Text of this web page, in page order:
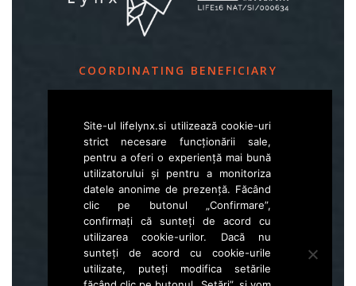
COORDINATING BENEFICIARY
Slovenia Forest Service
Večna pot 2, SI – 1000 Ljubljana
Elife.lynx.eu@gmail.com
Wwww.zgs.si
Sitemap
Site-ul lifelynx.si utilizează cookie-uri
strict necesare funcționării sale,
pentru a oferi o experiență mai bună
utilizatorului și pentru a monitoriza
datele anonime de prezență. Făcând
clic pe butonul „Confirmare”,
confirmați că sunteți de acord cu
utilizarea cookie-urilor. Dacă nu
sunteți de acord cu cookie-urile
utilizate, puteți modifica setările